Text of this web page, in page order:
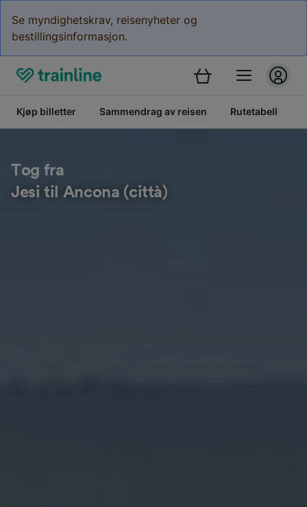
Se myndighetskrav, reisenyheter og
bestillingsinformasjon.
Kjøp billetter Sammendrag av reisen Rutetabell
Tog fra
Jesi til Ancona (città)